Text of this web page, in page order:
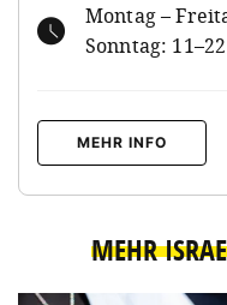
Montag –
Sonntag:
MEHR INFO
MEHR